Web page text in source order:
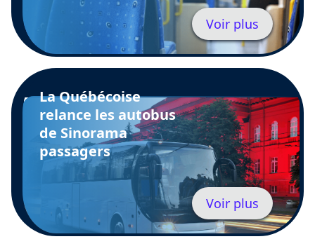
Voir plus
La Québécoise
relance les autobus
de Sinorama
passagers
Voir plus